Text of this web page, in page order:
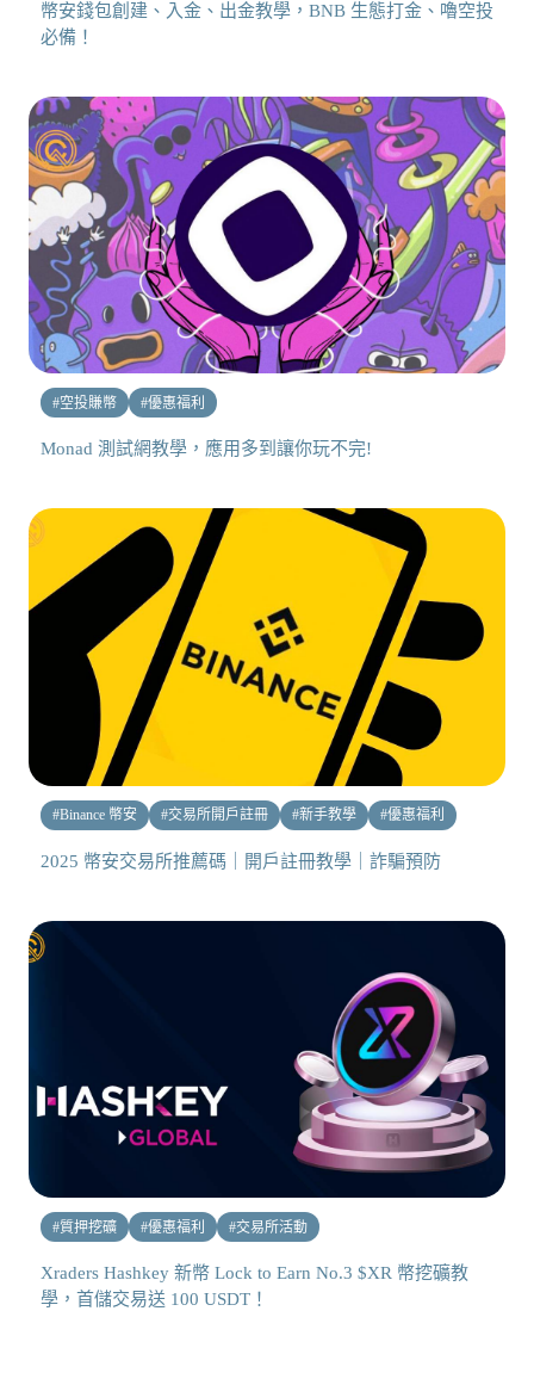
幣安錢包創建、入金、出金教學，BNB 生態打金、嚕空投
必備！
#空投賺幣 #優惠福利
Monad 測試網教學，應用多到讓你玩不完!
#Binance 幣安 #交易所開戶註冊 #新手教學 #優惠福利
2025 幣安交易所推薦碼｜開戶註冊教學｜詐騙預防
#質押挖礦 #優惠福利 #交易所活動
Xraders Hashkey 新幣 Lock to Earn No.3 $XR 幣挖礦教
學，首儲交易送 100 USDT！